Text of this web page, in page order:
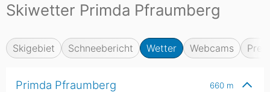
Skiwetter Primda Pfraumberg
Skigebiet Schneebericht Wetter Webcams
Primda Pfraumberg 660 m